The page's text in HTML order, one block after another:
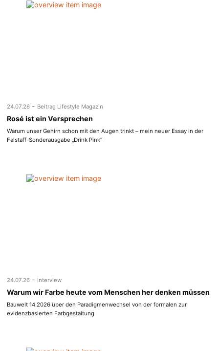
24.07.26 - Beitrag Lifestyle Magazin
Rosé ist ein Versprechen
Warum unser Gehirn schon mit den Augen trinkt – mein neuer Essay in der
Falstaff-Sonderausgabe „Drink Pink“
24.07.26 - Interview
Warum wir Farbe heute vom Menschen her denken müssen
Bauwelt 14.2026 über den Paradigmenwechsel von der formalen zur
evidenzbasierten Farbgestaltung